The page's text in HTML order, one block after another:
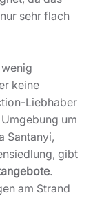
sehr flach
keine
Liebhaber
um
Santanyi,
gibt
.
am Strand